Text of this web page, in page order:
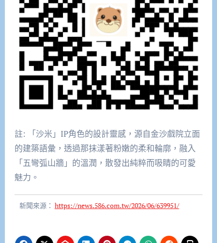
註: 「沙米」IP角色的設計靈感，源自金沙戲院立面
的建築語彙，透過那抹漾著粉嫩的柔和輪廓，融入
「五彎弧山牆」的溫潤，散發出純粹而吸睛的可愛
魅力。
新聞來源： https://news.586.com.tw/2026/06/639951/